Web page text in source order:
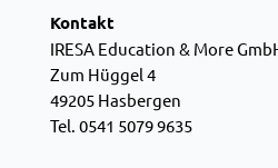
Kontakt
IRESA Education & More
Zum Hüggel 4
49205 Hasbergen
Tel. 0541 5079 9635